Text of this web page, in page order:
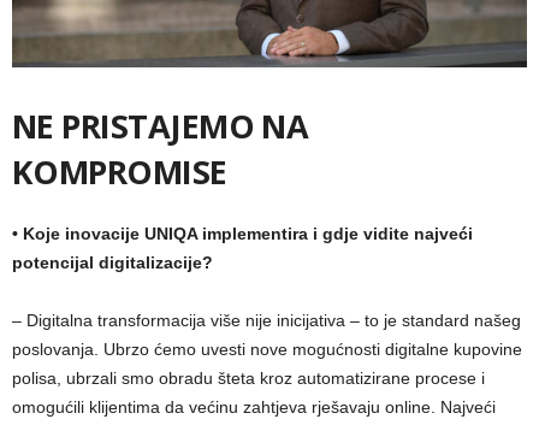
NE PRISTAJEMO NA
KOMPROMISE
• Koje inovacije UNIQA implementira i gdje vidite najveći
potencijal digitalizacije?
– Digitalna transformacija više nije inicijativa – to je standard našeg
poslovanja. Ubrzo ćemo uvesti nove mogućnosti digitalne kupovine
polisa, ubrzali smo obradu šteta kroz automatizirane procese i
omogućili klijentima da većinu zahtjeva rješavaju online. Najveći